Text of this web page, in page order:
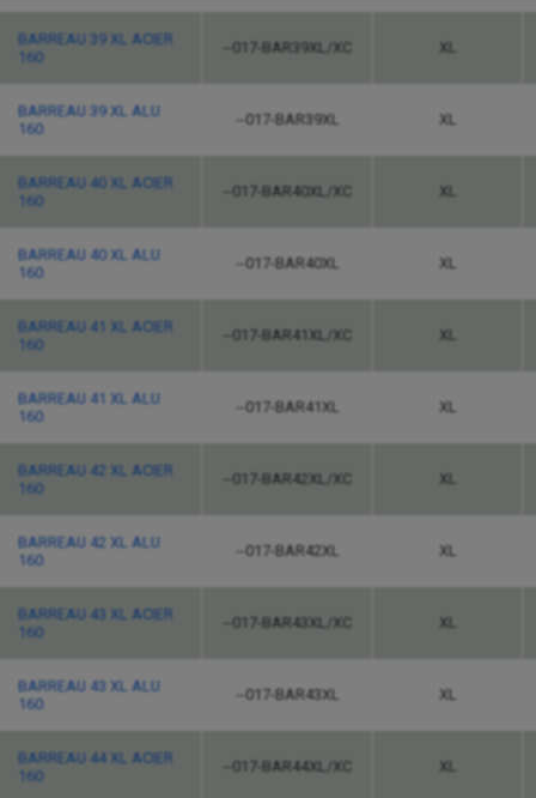
BARREAU 39 XL ACIER
160
--017-BAR39XL/XC XL
BARREAU 39 XL ALU
160
--017-BAR39XL XL
BARREAU 40 XL ACIER
160
--017-BAR40XL/XC XL
BARREAU 40 XL ALU
160
--017-BAR40XL XL
BARREAU 41 XL ACIER
160
--017-BAR41XL/XC XL
BARREAU 41 XL ALU
160
--017-BAR41XL XL
BARREAU 42 XL ACIER
160
--017-BAR42XL/XC XL
BARREAU 42 XL ALU
160
--017-BAR42XL XL
BARREAU 43 XL ACIER
160
--017-BAR43XL/XC XL
BARREAU 43 XL ALU
160
--017-BAR43XL XL
BARREAU 44 XL ACIER
160
--017-BAR44XL/XC XL